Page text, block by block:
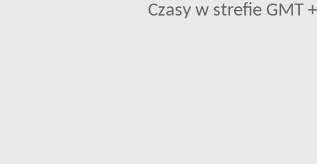
Czasy w strefie GMT